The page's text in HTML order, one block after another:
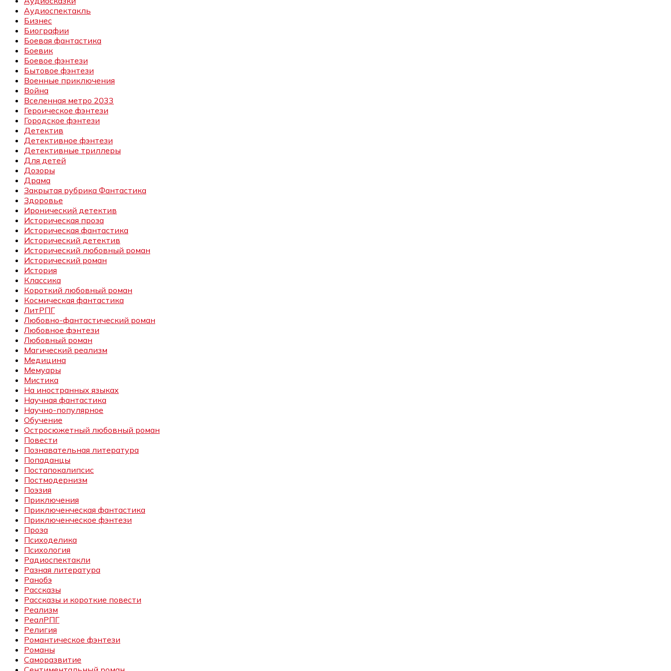
Аудиоспектакль
Бизнес
Биографии
Боевая фантастика
Боевик
Боевое фэнтези
Бытовое фэнтези
Военные приключения
Война
Вселенная метро 2033
Героическое фэнтези
Городское фэнтези
Детектив
Детективное фэнтези
Детективные триллеры
Для детей
Дозоры
Драма
Закрытая рубрика Фантастика
Здоровье
Иронический детектив
Историческая проза
Историческая фантастика
Исторический детектив
Исторический любовный роман
Исторический роман
История
Классика
Короткий любовный роман
Космическая фантастика
ЛитРПГ
Любовно-фантастический роман
Любовное фэнтези
Любовный роман
Магический реализм
Медицина
Мемуары
Мистика
На иностранных языках
Научная фантастика
Научно-популярное
Обучение
Остросюжетный любовный роман
Повести
Познавательная литература
Попаданцы
Постапокалипсис
Постмодернизм
Поэзия
Приключения
Приключенческая фантастика
Приключенческое фэнтези
Проза
Психоделика
Психология
Радиоспектакли
Разная литература
Ранобэ
Рассказы
Рассказы и короткие повести
Реализм
РеалРПГ
Религия
Романтическое фэнтези
Романы
Саморазвитие